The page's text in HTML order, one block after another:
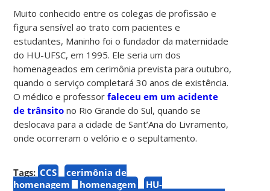
Muito conhecido entre os colegas de profissão e
figura sensível ao trato com pacientes e
estudantes, Maninho foi o fundador da maternidade
do HU-UFSC, em 1995. Ele seria um dos
homenageados em cerimônia prevista para outubro,
quando o serviço completará 30 anos de existência.
O médico e professorfaleceu em um acidente
de trânsito no Rio Grande do Sul, quando se
deslocava para a cidade de Sant’Ana do Livramento,
onde ocorreram o velório e o sepultamento.
Tags: CCS
cerimônia de
homenagem
homenagem
HU-